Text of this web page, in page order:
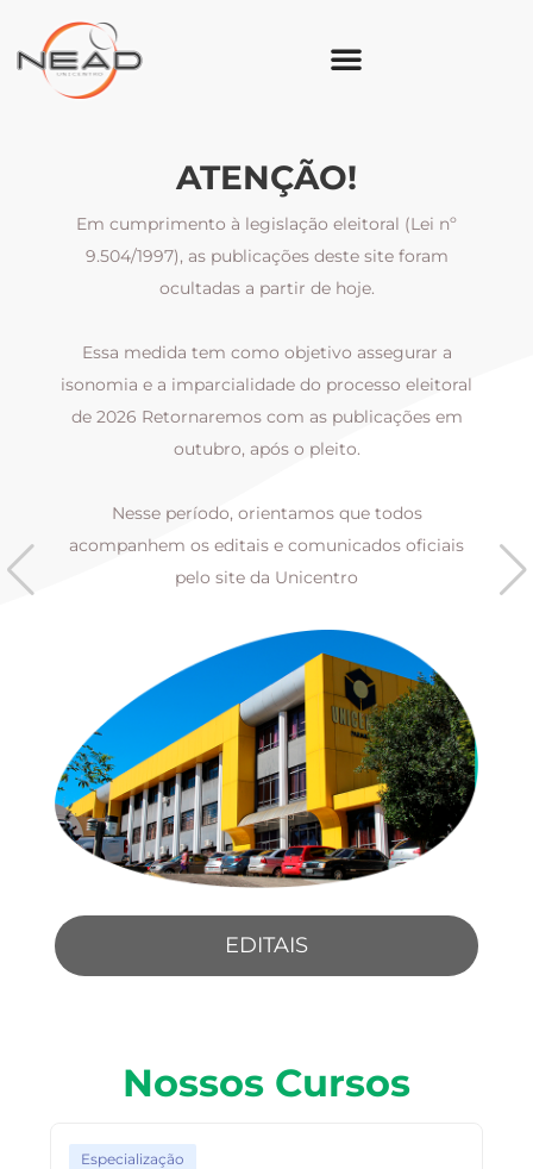
ATENÇÃO!
Em cumprimento à legislação eleitoral (Lei nº
9.504/1997), as publicações deste site foram
ocultadas a partir de hoje.
Essa medida tem como objetivo assegurar a
isonomia e a imparcialidade do processo eleitoral
de 2026 Retornaremos com as publicações em
outubro, após o pleito.
Nesse período, orientamos que todos
acompanhem os editais e comunicados oficiais
pelo site da Unicentro
EDITAIS
Nossos Cursos
Especialização